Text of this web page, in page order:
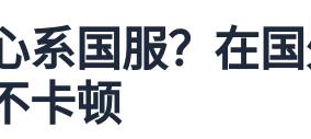
系国服？在
卡顿